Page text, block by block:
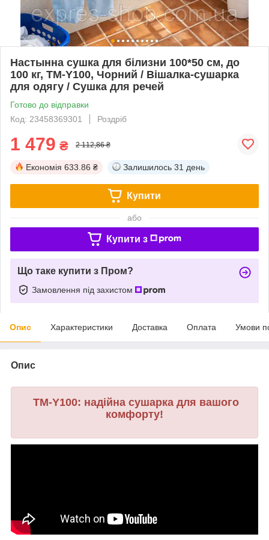
Настынна сушка для білизни 100*50 см, до
100 кг, TM-Y100, Чорний / Вішалка-сушарка
для одягу / Сушка для речей
Готово до відправки
Код: 23458369301
Роздріб
1 479 ₴ 2 112,86 ₴
Економія 633.86 ₴ Залишилось 31 день
Купити
або
Купити з
Що таке купити з Пром?
Замовлення під захистом
Опис Характеристики Доставка Оплата Умови
Опис
TM-Y100: надійна сушарка для вашого
комфорту!